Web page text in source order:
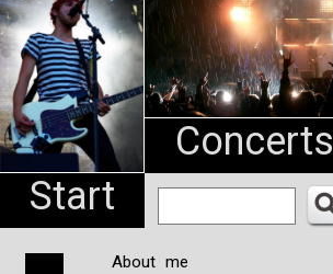
Start
Concerts
About me